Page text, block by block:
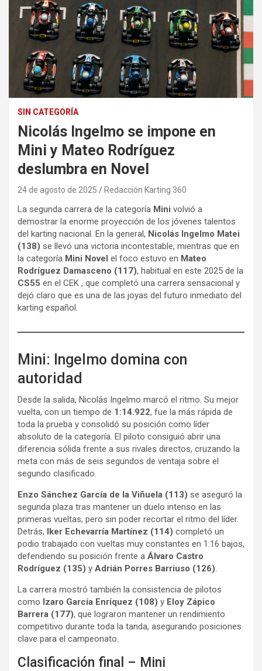
SIN CATEGORÍA
Nicolás Ingelmo se impone en
Mini y Mateo Rodríguez
deslumbra en Novel
24 de agosto de 2025 Redacción Karting 360
La segunda carrera de la categoría Mini volvió a
demostrar la enorme proyección de los jóvenes talentos
del karting nacional. En la general, Nicolás Ingelmo Matei
(138) se llevó una victoria incontestable, mientras que en
la categoría Mini Novel el foco estuvo en Mateo
Rodríguez Damasceno (117), habitual en este 2025 de la
CS55 en el CEK , que completó una carrera sensacional y
dejó claro que es una de las joyas del futuro inmediato del
karting español.
Mini: Ingelmo domina con
autoridad
Desde la salida, Nicolás Ingelmo marcó el ritmo. Su mejor
vuelta, con un tiempo de 1:14.922, fue la más rápida de
toda la prueba y consolidó su posición como líder
absoluto de la categoría. El piloto consiguió abrir una
diferencia sólida frente a sus rivales directos, cruzando la
meta con más de seis segundos de ventaja sobre el
segundo clasificado.
Enzo Sánchez García de la Viñuela (113) se aseguró la
segunda plaza tras mantener un duelo intenso en las
primeras vueltas, pero sin poder recortar el ritmo del líder.
Detrás, Iker Echevarría Martínez (114) completó un
podio trabajado con vueltas muy constantes en 1:16 bajos,
defendiendo su posición frente a Álvaro Castro
Rodríguez (135) y Adrián Porres Barriuso (126).
La carrera mostró también la consistencia de pilotos
como Izaro García Enríquez (108) y Eloy Zápico
Barrera (177), que lograron mantener un rendimiento
competitivo durante toda la tanda, asegurando posiciones
clave para el campeonato.
Clasificación final – Mini